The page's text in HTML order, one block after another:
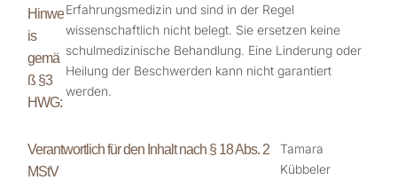
Hinwe
is
gemä
ß §3
HWG:
Erfahrungsmedizin und sind in der Regel
wissenschaftlich nicht belegt. Sie ersetzen keine
schulmedizinische Behandlung. Eine Linderung oder
Heilung der Beschwerden kann nicht garantiert
werden.
Verantwortlich für den Inhalt nach § 18 Abs. 2
MStV
Tamara
Kübbeler